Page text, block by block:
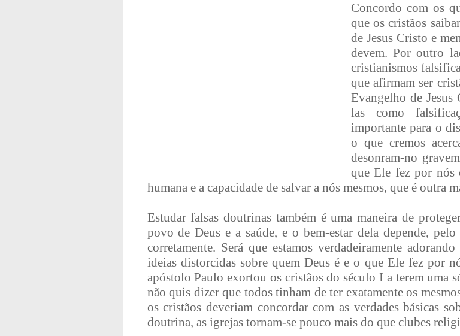
Concordo com os
que os cristãos
de Jesus Cristo e
devem. Por outro
cristianismos
que afirmam ser
Evangelho de Jesus
las como
importante para o
o que cremos
desonram-no
que Ele fez por nós
humana e a capacidade de salvar a nós mesmos, que é outra
Estudar falsas doutrinas também é uma maneira de
povo de Deus e a saúde, e o bem-estar dela depende,
corretamente. Será que estamos verdadeiramente
ideias distorcidas sobre quem Deus é e o que Ele fez por
apóstolo Paulo exortou os cristãos do século I a terem uma
não quis dizer que todos tinham de ter exatamente os
os cristãos deveriam concordar com as verdades básicas
doutrina, as igrejas tornam-se pouco mais do que clubes